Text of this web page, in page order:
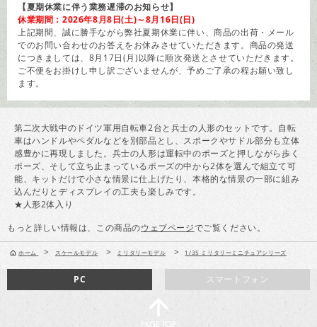
【夏期休業に伴う業務遅滞のお知らせ】
休業期間：2026年8月8日(土)～8月16日(日)
上記期間、誠に勝手ながら弊社夏期休業に伴い、商品の出荷・メール
でのお問い合わせのお答えをお休みさせていただきます。商品の発送
につきましては、8月17日(月)以降に順次発送とさせていただきます。
ご不便をお掛けし申し訳ございませんが、予めご了承の程お願い致し
ます。
第二次大戦中のドイツ軍用自転車2台と兵士の人形のセットです。自転
車はハンドルやペダルなどを別部品とし、スポークやサドル部分も立体
感豊かに再現しました。兵士の人形は運転中のポーズと押しながら歩く
ポーズ、そして立ち止まっているポーズの中から2体を選んで組立て可
能、キットだけで小さな情景に仕上げたり、本格的な情景の一部に組み
込んだりとディスプレイの工夫も楽しみです。
★人形2体入り
もっと詳しい情報は、この商品のウェブページでご覧ください。
ホーム > スケールモデル > ミリタリーモデル > 1/35 ミリタリーミニチュアシリーズ
スマートフォン
PC